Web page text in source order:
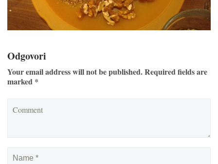
Odgovori
Your email address will not be published. Required fields are
marked *